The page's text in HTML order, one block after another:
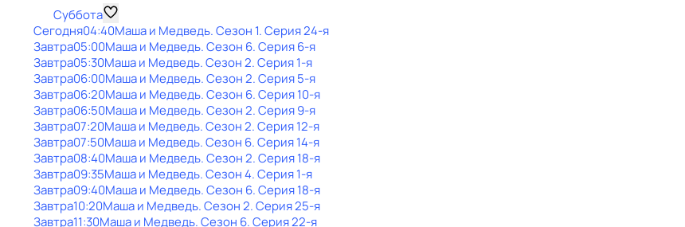
Суббота
Сегодня04:40Маша и Медведь. Сезон 1. Серия 24-я
Завтра05:00Маша и Медведь. Сезон 6. Серия 6-я
Завтра05:30Маша и Медведь. Сезон 2. Серия 1-я
Завтра06:00Маша и Медведь. Сезон 2. Серия 5-я
Завтра06:20Маша и Медведь. Сезон 6. Серия 10-я
Завтра06:50Маша и Медведь. Сезон 2. Серия 9-я
Завтра07:20Маша и Медведь. Сезон 2. Серия 12-я
Завтра07:50Маша и Медведь. Сезон 6. Серия 14-я
Завтра08:40Маша и Медведь. Сезон 2. Серия 18-я
Завтра09:35Маша и Медведь. Сезон 4. Серия 1-я
Завтра09:40Маша и Медведь. Сезон 6. Серия 18-я
Завтра10:20Маша и Медведь. Сезон 2. Серия 25-я
Завтра11:30Маша и Медведь. Сезон 6. Серия 22-я